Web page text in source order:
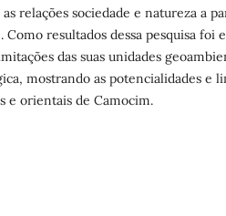
relações sociedade e natureza a
Como resultados dessa pesquisa foi
das suas unidades
mostrando as potencialidades e
e orientais de Camocim.